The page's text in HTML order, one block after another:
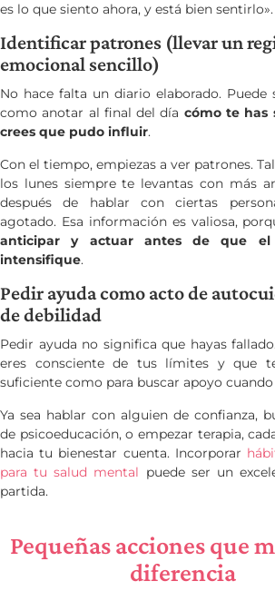
es lo que siento ahora, y está bien sentirlo».
Identificar patrones (llevar un
emocional sencillo)
No hace falta un diario elaborado. Puede
como anotar al final del día cómo te has
crees que pudo influir.
Con el tiempo, empiezas a ver patrones.
los lunes siempre te levantas con más
después de hablar con ciertas
agotado. Esa información es valiosa,
anticipar y actuar antes de que el
intensifique.
Pedir ayuda como acto de
de debilidad
Pedir ayuda no significa que hayas
eres consciente de tus límites y que
suficiente como para buscar apoyo
Ya sea hablar con alguien de confianza,
de psicoeducación, o empezar terapia,
hacia tu bienestar cuenta. Incorporar
para tu salud mental puede ser un
partida.
Pequeñas acciones que
diferencia